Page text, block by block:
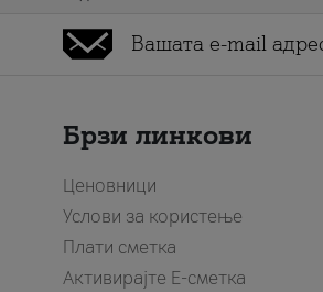
Брзи линкови
Ценовници
Услови за користење
Плати сметка
Активирајте Е-сметка